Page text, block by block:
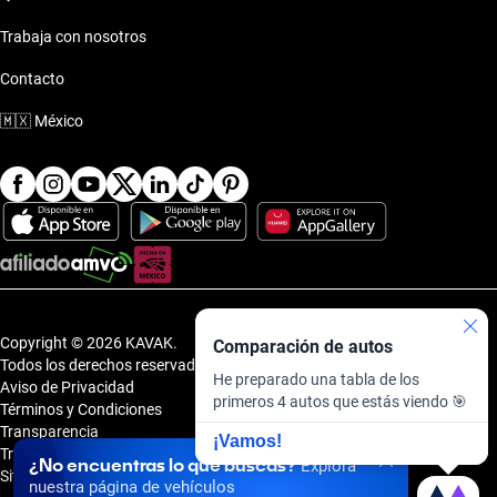
¿No encuentras lo que buscas? Explora
nuestra página de vehículos
Comparación de autos
He preparado una tabla de los
primeros 4 autos que estás viendo 🎯
¡Vamos!
Trabaja con nosotros
Contacto
🇲🇽 México
Copyright © 2026 KAVAK.
Todos los derechos reservados.
Aviso de Privacidad
Términos y Condiciones
Transparencia
Transparencia Financiera
Sitemap